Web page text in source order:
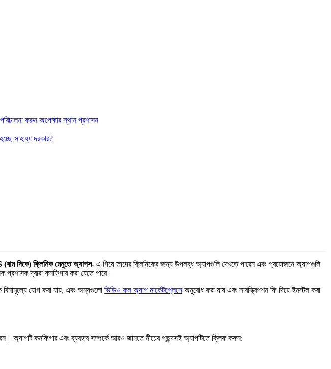
করুন অপেক্ষার স্থান প্রশাসন
সাহায্য দরকার?
(বম দক) কনক মনত অযপস- এ গয তদর কনকর জনয উপলবধ অযপগল দখত পরন এব পরযজন অযপগল
ক পরশসক দবর কনফগর কর যত পর।
বনমল যগ কর যয়, এব অনযগল ভডও কল অযপ মরটপস অনরধ কর যয় এব সবসপশন ফ দয় ইনসল কর
ন। অযপট কনফগর এব বযবহর সমর আরও জনত নচর পছদসই অযপটত কক করন: